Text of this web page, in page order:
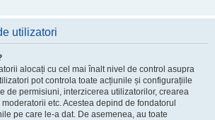
utilizatori
alocați cu cel mai înalt nivel de control asupra
pot controla toate acțiunile și configurațiile
de permisiuni, interzicerea utilizatorilor, crearea
etc. Acestea depind de fondatorul
pe care le-a dat. De asemenea, au toate